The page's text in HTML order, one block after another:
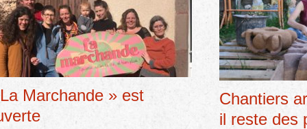
Marchande » est
Chantiers
il reste des